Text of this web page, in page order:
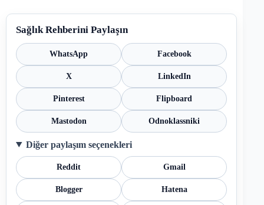
Sağlık Rehberini Paylaşın
WhatsApp Facebook
X LinkedIn
Pinterest Flipboard
Mastodon Odnoklassniki
Diğer paylaşım seçenekleri
Reddit Gmail
Blogger Hatena